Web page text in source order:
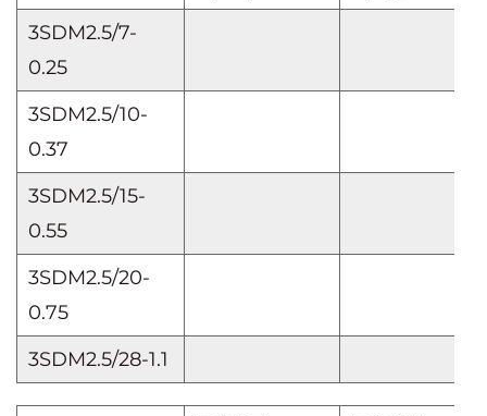
3SDM2.5/7-
0.25
3SDM2.5/10-
0.37
3SDM2.5/15-
0.55
3SDM2.5/20-
0.75
3SDM2.5/28-1.1